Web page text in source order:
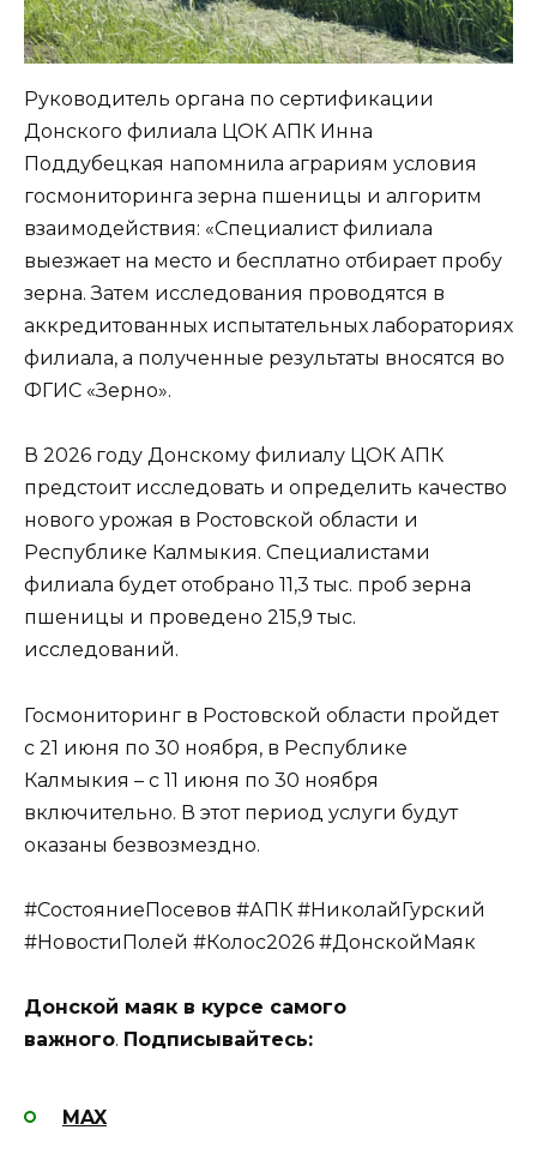
Руководитель органа по сертификации
Донского филиала ЦОК АПК Инна
Поддубецкая напомнила аграриям условия
госмониторинга зерна пшеницы и алгоритм
взаимодействия: «Специалист филиала
выезжает на место и бесплатно отбирает пробу
зерна. Затем исследования проводятся в
аккредитованных испытательных лабораториях
филиала, а полученные результаты вносятся во
ФГИС «Зерно».
В 2026 году Донскому филиалу ЦОК АПК
предстоит исследовать и определить качество
нового урожая в Ростовской области и
Республике Калмыкия. Специалистами
филиала будет отобрано 11,3 тыс. проб зерна
пшеницы и проведено 215,9 тыс.
исследований.
Госмониторинг в Ростовской области пройдет
с 21 июня по 30 ноября, в Республике
Калмыкия – с 11 июня по 30 ноября
включительно. В этот период услуги будут
оказаны безвозмездно.
#СостояниеПосевов #АПК #НиколайГурский
#НовостиПолей #Колос2026 #ДонскойМаяк
Донской маяк в курсе самого
важного. Подписывайтесь:
MAX